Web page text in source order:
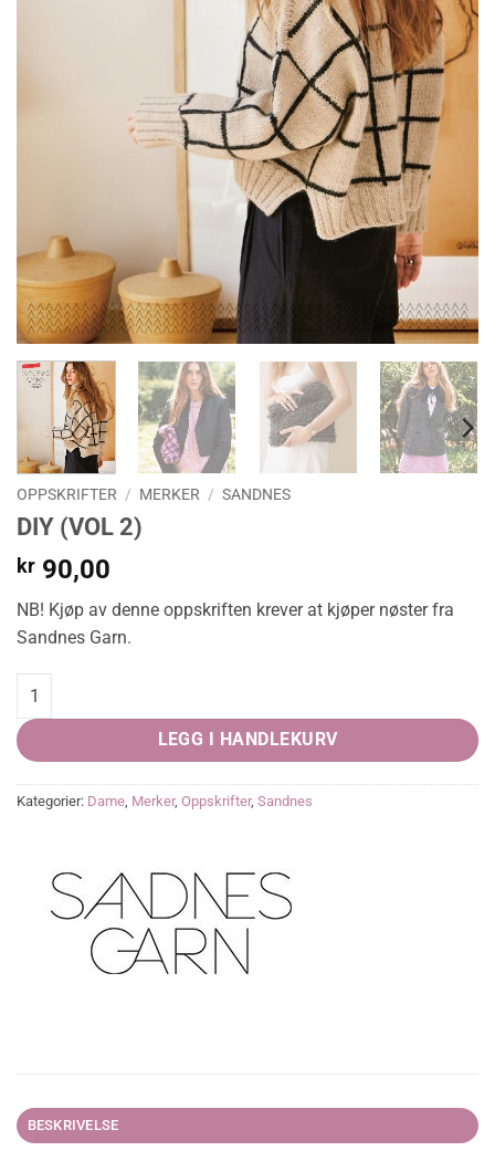
OPPSKRIFTER / MERKER / SANDNES
DIY (VOL 2)
kr 90,00
NB! Kjøp av denne oppskriften krever at kjøper nøster fra
Sandnes Garn.
DIY (VOL 2) quantity
LEGG I HANDLEKURV
Kategorier: Dame, Merker, Oppskrifter, Sandnes
BESKRIVELSE